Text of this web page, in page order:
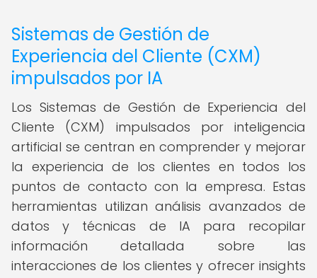
Sistemas de Gestión de
Experiencia del Cliente (CXM)
impulsados por IA
Los Sistemas de Gestión de Experiencia del
Cliente (CXM) impulsados por inteligencia
artificial se centran en comprender y mejorar
la experiencia de los clientes en todos los
puntos de contacto con la empresa. Estas
herramientas utilizan análisis avanzados de
datos y técnicas de IA para recopilar
información detallada sobre las
interacciones de los clientes y ofrecer insights